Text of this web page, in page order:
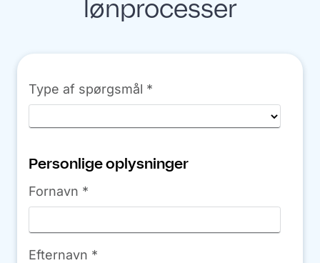
lønprocesser